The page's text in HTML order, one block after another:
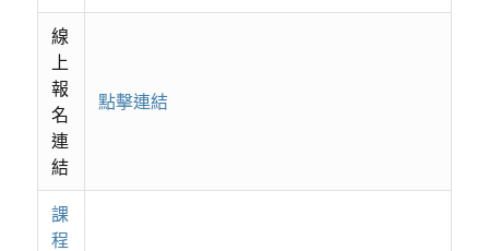
線
上
報
名
連
結
點擊連結
課
程